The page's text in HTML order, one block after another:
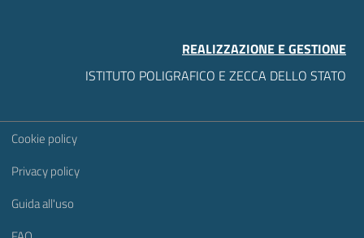
REALIZZAZIONE E GESTIONE
ISTITUTO POLIGRAFICO E ZECCA DELLO STATO
Sezione Link Utili
Cookie policy
Privacy policy
Guida all'uso